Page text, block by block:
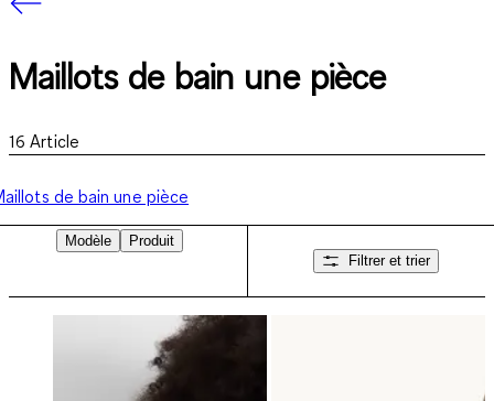
Maillots de bain une pièce
16 Article
de bain une pièce
Modèle
Produit
Filtrer et trier